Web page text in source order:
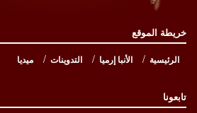
خريطة الموقع
الرئيسية الأنبا إرميا التدوينات ميديا
تابعونا